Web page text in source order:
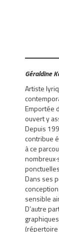
Géraldine
Artiste
Emportée
ouvert y
Depuis
contribue
à ce
Dans ses
sensible
D’autre
(répertoire